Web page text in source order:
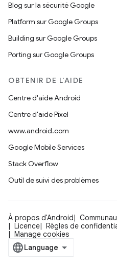
Blog sur la sécurité Google
Platform sur Google Groups
Building sur Google Groups
Porting sur Google Groups
OBTENIR DE L'AIDE
Centre d'aide Android
Centre d'aide Pixel
www.android.com
Google Mobile Services
Stack Overflow
Outil de suivi des problèmes
À propos d'Android
Licence
Règles de
Manage cookies